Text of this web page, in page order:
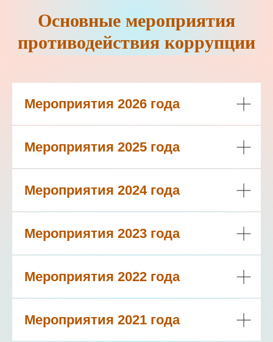
Основные мероприятия
противодействия коррупции
Мероприятия 2026 года
Мероприятия 2025 года
Мероприятия 2024 года
Мероприятия 2023 года
Мероприятия 2022 года
Мероприятия 2021 года